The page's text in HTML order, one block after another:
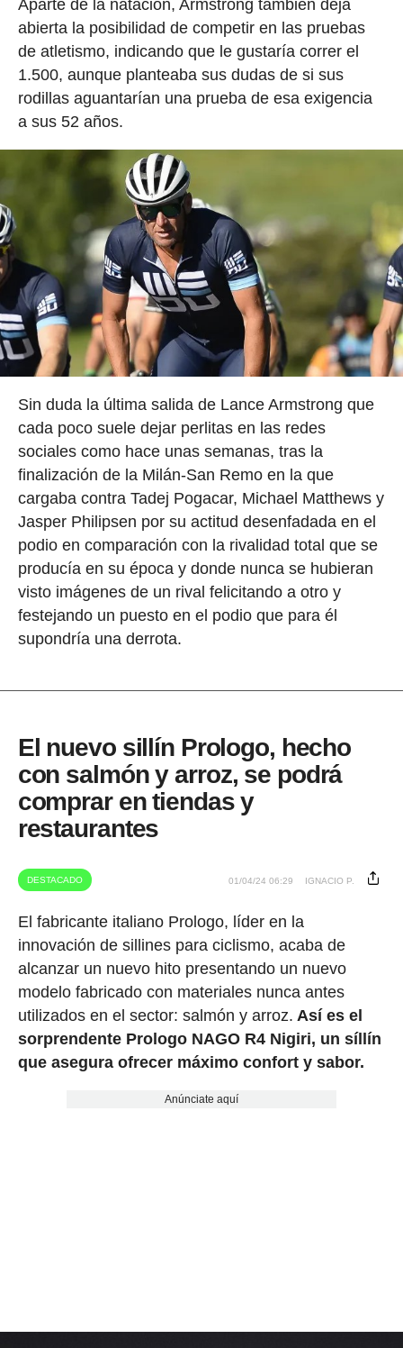
Aparte de la natación, Armstrong también deja
abierta la posibilidad de competir en las pruebas
de atletismo, indicando que le gustaría correr el
1.500, aunque planteaba sus dudas de si sus
rodillas aguantarían una prueba de esa exigencia
a sus 52 años.
Sin duda la última salida de Lance Armstrong que
cada poco suele dejar perlitas en las redes
sociales como hace unas semanas, tras la
finalización de la Milán-San Remo en la que
cargaba contra Tadej Pogacar, Michael Matthews y
Jasper Philipsen por su actitud desenfadada en el
podio en comparación con la rivalidad total que se
producía en su época y donde nunca se hubieran
visto imágenes de un rival felicitando a otro y
festejando un puesto en el podio que para él
supondría una derrota.
El nuevo sillín Prologo, hecho
con salmón y arroz, se podrá
comprar en tiendas y
restaurantes
DESTACADO 01/04/24 06:29 IGNACIO P.
El fabricante italiano Prologo, líder en la
innovación de sillines para ciclismo, acaba de
alcanzar un nuevo hito presentando un nuevo
modelo fabricado con materiales nunca antes
utilizados en el sector: salmón y arroz. Así es el
sorprendente Prologo NAGO R4 Nigiri, un síllín
que asegura ofrecer máximo confort y sabor.
Anúnciate aquí